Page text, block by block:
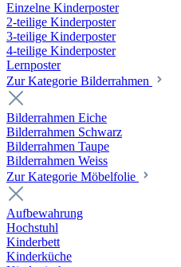
Einzelne Kinderposter
2-teilige Kinderposter
3-teilige Kinderposter
4-teilige Kinderposter
Lernposter
Zur Kategorie Bilderrahmen
Bilderrahmen Eiche
Bilderrahmen Schwarz
Bilderrahmen Taupe
Bilderrahmen Weiss
Zur Kategorie Möbelfolie
Aufbewahrung
Hochstuhl
Kinderbett
Kinderküche